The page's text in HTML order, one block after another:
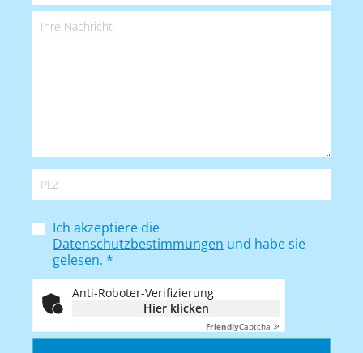
Ich akzeptiere die
Datenschutzbestimmungen und habe sie
gelesen. *
Anti-Roboter-Verifizierung
Hier klicken
FriendlyCaptcha ⇗